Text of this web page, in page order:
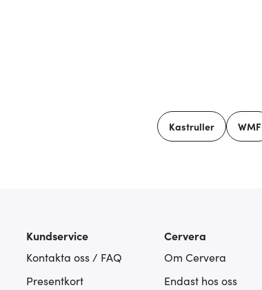
Kastruller WMF
Kundservice
Kontakta oss / FAQ
Presentkort
Cervera
Om Cervera
Endast hos oss